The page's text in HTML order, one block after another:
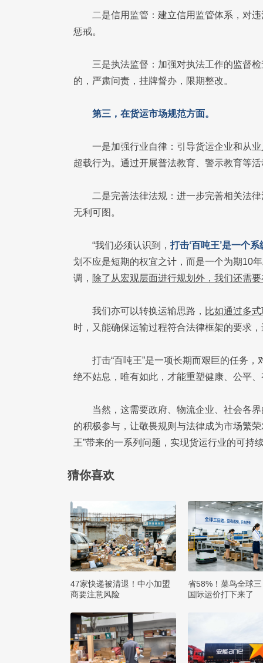
二是信用监管：建立信用监管体系，对
惩戒。
三是执法监督：加强对执法工作的监督
的，严肃问责，挂牌督办，限期整改。
第三，在货运市场规范方面。
一是加强行业自律：引导货运企业和从
超载行为。通过开展普法教育、警示教育等
二是完善法律法规：进一步完善相关法
无利可图。
“我们必须认识到， 打击‘百吨王’是一个
划不应是短期的权宜之计，而是一个为期10
调， 除了从宏观层面进行规划外，我们还需
我们亦可以转换运输思路， 比如通过多
时，又能确保运输过程符合法律框架的要求
打击“百吨王”是一项长期而艰巨的任务
绝不姑息，唯有如此，才能重塑健康、公平
当然，这需要政府、物流企业、社会各
的积极参与，让敬畏规则与法律成为市场繁
王”带来的一系列问题，实现货运行业的可持
猜你喜欢
47家快递被清退！中小加盟
商要注意风险
省58%！菜鸟全球
国际运价打下来了